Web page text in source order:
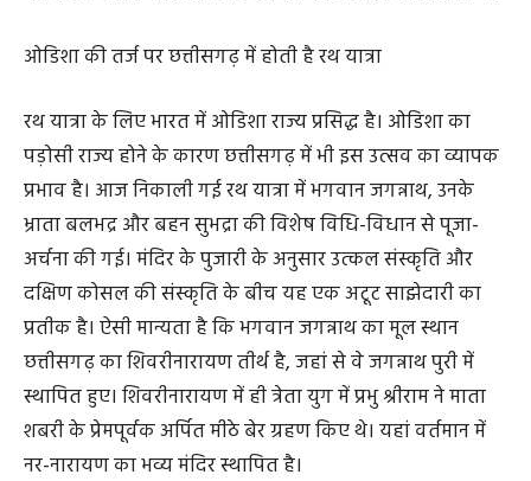
ओडिशा की तर्ज पर छत्तीसगढ़ में होती है रथ यात्रा
रथ यात्रा के लिए भारत में ओडिशा राज्य प्रसिद्ध है। ओडिशा का
पड़ोसी राज्य होने के कारण छत्तीसगढ़ में भी इस उत्सव का व्यापक
प्रभाव है। आज निकाली गई रथ यात्रा में भगवान जगन्नाथ, उनके
भ्राता बलभद्र और बहन सुभद्रा की विशेष विधि-विधान से पूजा-
अर्चना की गई। मंदिर के पुजारी के अनुसार उत्कल संस्कृति और
दक्षिण कोसल की संस्कृति के बीच यह एक अटूट साझेदारी का
प्रतीक है। ऐसी मान्यता है कि भगवान जगन्नाथ का मूल स्थान
छत्तीसगढ़ का शिवरीनारायण तीर्थ है, जहां से वे जगन्नाथ पुरी में
स्थापित हुए। शिवरीनारायण में ही त्रेता युग में प्रभु श्रीराम ने माता
शबरी के प्रेमपूर्वक अर्पित मीठे बेर ग्रहण किए थे। यहां वर्तमान में
नर-नारायण का भव्य मंदिर स्थापित है।